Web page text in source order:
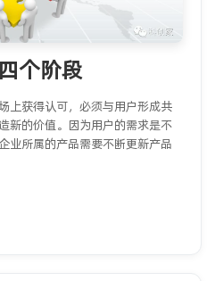
个阶段
上获得认可，必须与用户形成共
新的价值。因为用户的需求是不
业所属的产品需要不断更新产品